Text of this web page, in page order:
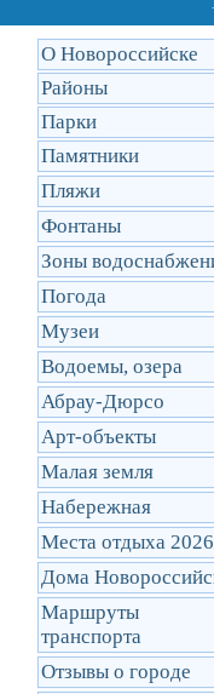
О Новороссийске
Районы
Парки
Памятники
Пляжи
Фонтаны
Зоны
Погода
Музеи
Водоемы, озера
Абрау-Дюрсо
Арт-объекты
Малая земля
Набережная
Места отдыха 2026
Дома
Маршруты
транcпорта
Отзывы о городе